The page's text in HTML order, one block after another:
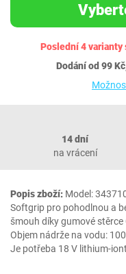
Poslední 4 varianty
Dodání od 99
14 dní
na vrácení
Popis zboží: Model:
Softgrip pro pohodlnou a
šmouh díky gumové
Objem nádrže na vodu:
Je potřeba 18 V lithium-